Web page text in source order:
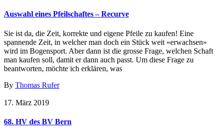
Auswahl eines Pfeilschaftes – Recurve
Sie ist da, die Zeit, korrekte und eigene Pfeile zu kaufen! Eine
spannende Zeit, in welcher man doch ein Stück weit «erwachsen»
wird im Bogensport. Aber dann ist die grosse Frage, welchen Schaft
man kaufen soll, damit er dann auch passt. Um diese Frage zu
beantworten, möchte ich erklären, was
By Thomas Rufer
17. März 2019
68. HV des BV Bern